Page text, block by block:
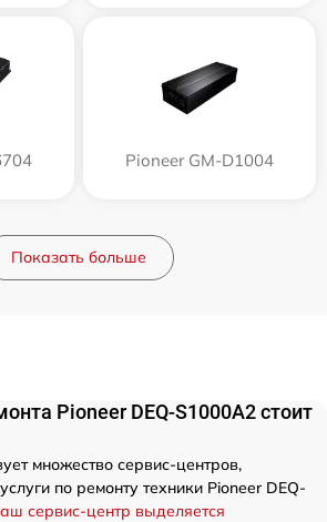
Pioneer GM-D1004
Показать больше
Pioneer DEQ-S1000A2 стоит
множество сервис-центров,
по ремонту техники Pioneer DEQ-
сервис-центр выделяется